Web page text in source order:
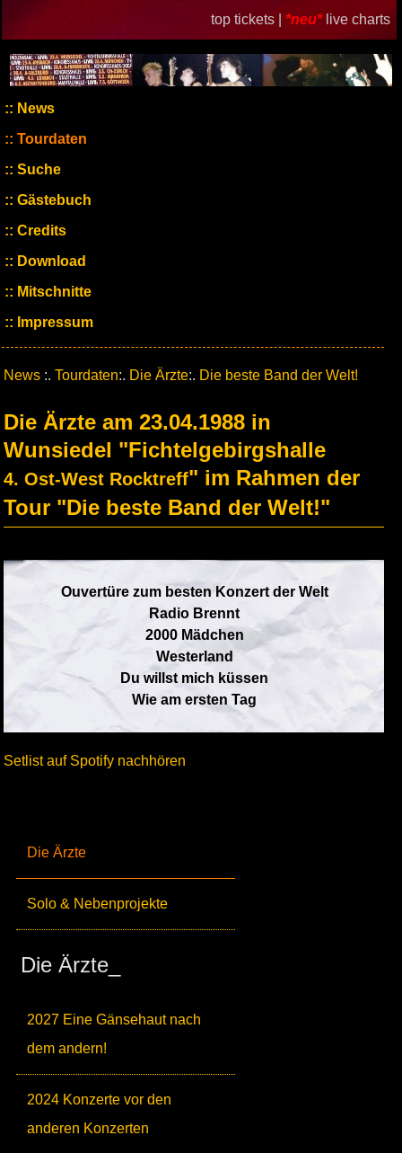
top tickets | *neu* live charts
News
Tourdaten
Suche
Gästebuch
Credits
Download
Mitschnitte
Impressum
Die Ärzte
Solo & Nebenprojekte
Die Ärzte_
2027 Eine Gänsehaut nach
dem andern!
2024 Konzerte vor den
anderen Konzerten
News :. Tourdaten:. Die Ärzte:. Die beste Band der Welt!
Die Ärzte am 23.04.1988 in
Wunsiedel "Fichtelgebirgshalle
4. Ost-West Rocktreff" im Rahmen der
Tour "Die beste Band der Welt!"
Ouvertüre zum besten Konzert der Welt
Radio Brennt
2000 Mädchen
Westerland
Du willst mich küssen
Wie am ersten Tag
Setlist auf Spotify nachhören